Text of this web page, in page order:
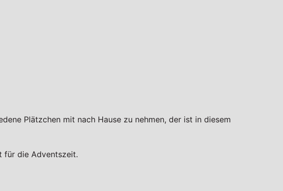
Plätzchen mit nach Hause zu nehmen, der ist in diesem
für die Adventszeit.